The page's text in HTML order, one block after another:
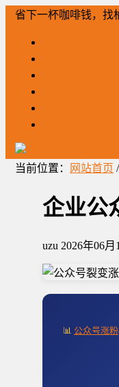
省下一杯咖啡钱，找
当前位置： 网站首页 /
企业公
uzu 2026年06月
📊 公众号涨粉